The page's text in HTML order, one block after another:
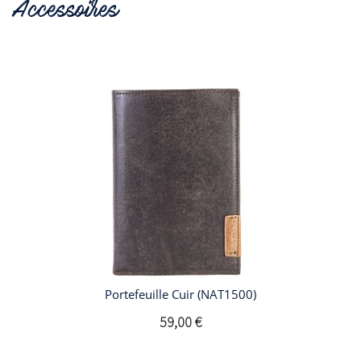
Accessoires
Portefeuille Cuir (NAT1500)
59,00 €